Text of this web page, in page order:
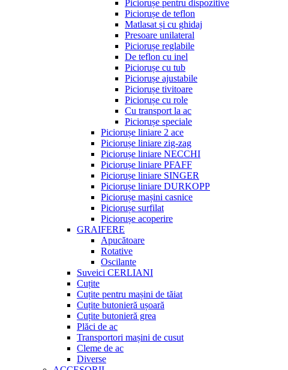
Piciorușe pentru dispozitive
Piciorușe de teflon
Matlasat și cu ghidaj
Presoare unilateral
Piciorușe reglabile
De teflon cu inel
Piciorușe cu tub
Piciorușe ajustabile
Piciorușe tivitoare
Piciorușe cu role
Cu transport la ac
Piciorușe speciale
Piciorușe liniare 2 ace
Piciorușe liniare zig-zag
Piciorușe liniare NECCHI
Piciorușe liniare PFAFF
Piciorușe liniare SINGER
Piciorușe liniare DURKOPP
Piciorușe mașini casnice
Piciorușe surfilat
Piciorușe acoperire
GRAIFERE
Apucătoare
Rotative
Oscilante
Suveici CERLIANI
Cuțite
Cuțite pentru mașini de tăiat
Cuțite butonieră ușoară
Cuțite butonieră grea
Plăci de ac
Transportori mașini de cusut
Cleme de ac
Diverse